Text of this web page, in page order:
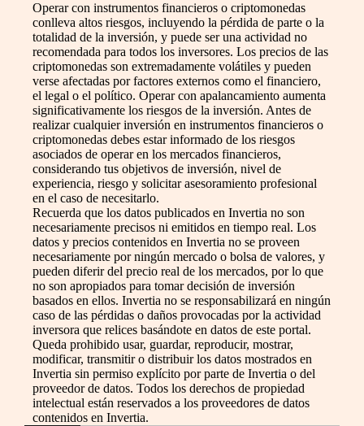
Operar con instrumentos financieros o criptomonedas
conlleva altos riesgos, incluyendo la pérdida de parte o la
totalidad de la inversión, y puede ser una actividad no
recomendada para todos los inversores. Los precios de las
criptomonedas son extremadamente volátiles y pueden
verse afectadas por factores externos como el financiero,
el legal o el político. Operar con apalancamiento aumenta
significativamente los riesgos de la inversión. Antes de
realizar cualquier inversión en instrumentos financieros o
criptomonedas debes estar informado de los riesgos
asociados de operar en los mercados financieros,
considerando tus objetivos de inversión, nivel de
experiencia, riesgo y solicitar asesoramiento profesional
en el caso de necesitarlo.
Recuerda que los datos publicados en Invertia no son
necesariamente precisos ni emitidos en tiempo real. Los
datos y precios contenidos en Invertia no se proveen
necesariamente por ningún mercado o bolsa de valores, y
pueden diferir del precio real de los mercados, por lo que
no son apropiados para tomar decisión de inversión
basados en ellos. Invertia no se responsabilizará en ningún
caso de las pérdidas o daños provocadas por la actividad
inversora que relices basándote en datos de este portal.
Queda prohibido usar, guardar, reproducir, mostrar,
modificar, transmitir o distribuir los datos mostrados en
Invertia sin permiso explícito por parte de Invertia o del
proveedor de datos. Todos los derechos de propiedad
intelectual están reservados a los proveedores de datos
contenidos en Invertia.